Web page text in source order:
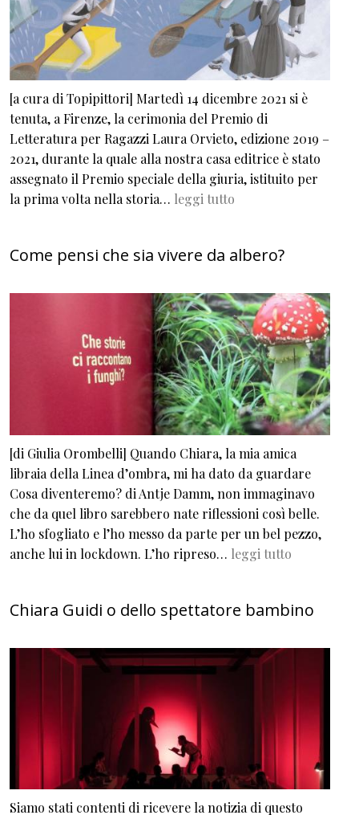
[a cura di Topipittori] Martedì 14 dicembre 2021 si è
tenuta, a Firenze, la cerimonia del Premio di
Letteratura per Ragazzi Laura Orvieto, edizione 2019 –
2021, durante la quale alla nostra casa editrice è stato
assegnato il Premio speciale della giuria, istituito per
la prima volta nella storia… leggi tutto
Come pensi che sia vivere da albero?
[di Giulia Orombelli] Quando Chiara, la mia amica
libraia della Linea d’ombra, mi ha dato da guardare
Cosa diventeremo? di Antje Damm, non immaginavo
che da quel libro sarebbero nate riflessioni così belle.
L’ho sfogliato e l’ho messo da parte per un bel pezzo,
anche lui in lockdown. L’ho ripreso… leggi tutto
Chiara Guidi o dello spettatore bambino
Siamo stati contenti di ricevere la notizia di questo